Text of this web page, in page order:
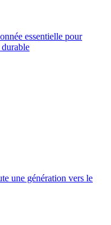
essentielle pour
durable
une génération vers le